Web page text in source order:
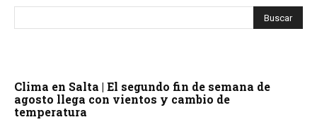
Clima en Salta | El segundo fin de semana de
agosto llega con vientos y cambio de
temperatura